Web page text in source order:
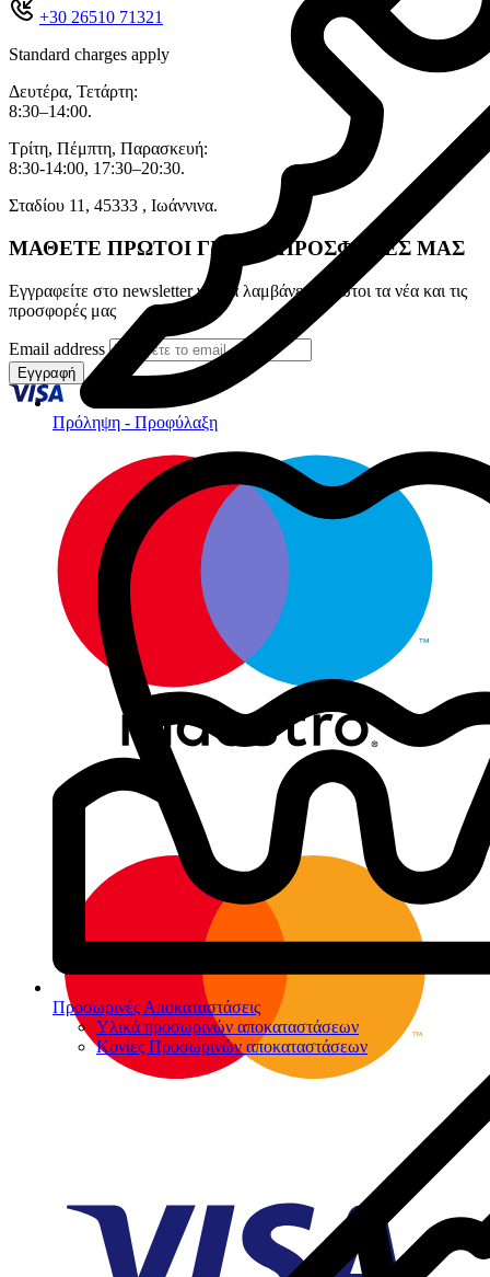
Πρόληψη - Προφύλαξη
Προσωρινές Αποκαταστάσεις
Υλικά προσωρινών αποκαταστάσεων
Κονίες Προσωρινών αποκαταστάσεων
+30 26510 71321
Standard charges apply
Δευτέρα, Τετάρτη:
8:30–14:00.
Τρίτη, Πέμπτη, Παρασκευή:
8:30-14:00, 17:30–20:30.
Σταδίου 11, 45333 , Ιωάννινα.
ΜΑΘΕΤΕ ΠΡΩΤΟΙ ΓΙΑ ΤΙΣ ΠΡΟΣΦΟΡΕΣ ΜΑΣ
Εγγραφείτε στο newsletter για να λαμβάνετε πρώτοι τα νέα και τις
προσφορές μας
Email address
Εγγραφή